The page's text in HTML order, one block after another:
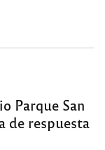
Parque San
de respuesta